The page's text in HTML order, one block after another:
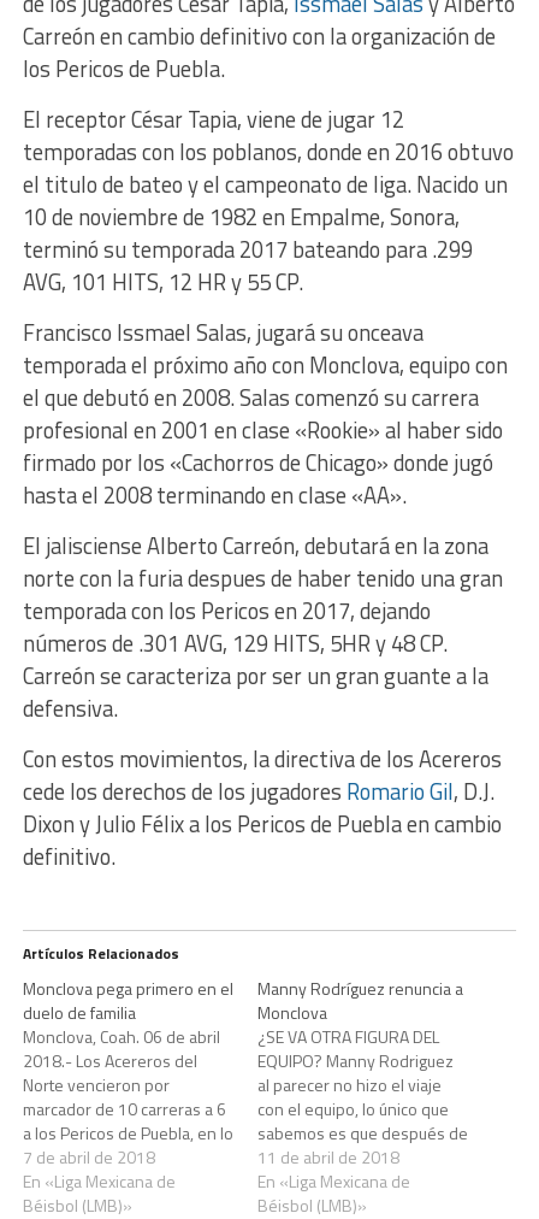
Carreón en cambio definitivo con la organización de
los Pericos de Puebla.
El receptor César Tapia, viene de jugar 12
temporadas con los poblanos, donde en 2016 obtuvo
el titulo de bateo y el campeonato de liga. Nacido un
10 de noviembre de 1982 en Empalme, Sonora,
terminó su temporada 2017 bateando para .299
AVG, 101 HITS, 12 HR y 55 CP.
Francisco Issmael Salas, jugará su onceava
temporada el próximo año con Monclova, equipo con
el que debutó en 2008. Salas comenzó su carrera
profesional en 2001 en clase «Rookie» al haber sido
firmado por los «Cachorros de Chicago» donde jugó
hasta el 2008 terminando en clase «AA».
El jalisciense Alberto Carreón, debutará en la zona
norte con la furia despues de haber tenido una gran
temporada con los Pericos en 2017, dejando
números de .301 AVG, 129 HITS, 5HR y 48 CP.
Carreón se caracteriza por ser un gran guante a la
defensiva.
Con estos movimientos, la directiva de los Acereros
cede los derechos de los jugadores Romario Gil, D.J.
Dixon y Julio Félix a los Pericos de Puebla en cambio
definitivo.
Artículos Relacionados
Monclova pega primero en el
duelo de familia
Monclova, Coah. 06 de abril
2018.- Los Acereros del
Norte vencieron por
marcador de 10 carreras a 6
a los Pericos de Puebla, en lo
que fue el primero de la
serie desde el “Horno Más
Grande de México” de
7 de abril de 2018
En «Liga Mexicana de
Béisbol (LMB)»
Manny Rodríguez renuncia a
Monclova
¿SE VA OTRA FIGURA DEL
EQUIPO? Manny Rodriguez
al parecer no hizo el viaje
con el equipo, lo único que
sabemos es que después de
los cambios puso su
renuncia en la mesa (A falta
de información oficial nos
11 de abril de 2018
En «Liga Mexicana de
Béisbol (LMB)»